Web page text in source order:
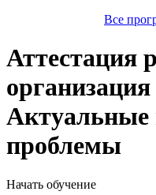
Все
Аттестация
Актуальные
проблемы
Начать обучение